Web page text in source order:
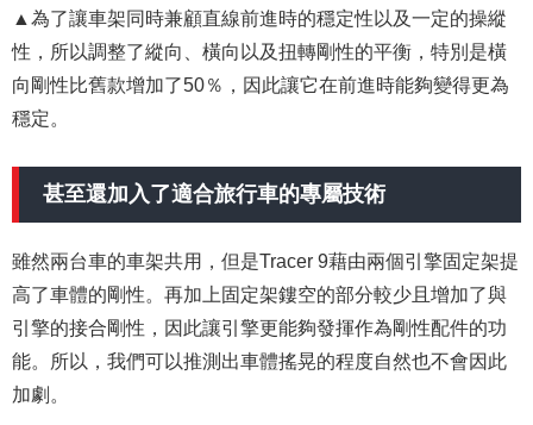
▲為了讓車架同時兼顧直線前進時的穩定性以及一定的操縱
性，所以調整了縱向、橫向以及扭轉剛性的平衡，特別是橫
向剛性比舊款增加了50％，因此讓它在前進時能夠變得更為
穩定。
甚至還加入了適合旅行車的專屬技術
雖然兩台車的車架共用，但是Tracer 9藉由兩個引擎固定架提
高了車體的剛性。再加上固定架鏤空的部分較少且增加了與
引擎的接合剛性，因此讓引擎更能夠發揮作為剛性配件的功
能。所以，我們可以推測出車體搖晃的程度自然也不會因此
加劇。